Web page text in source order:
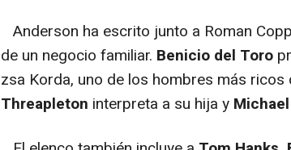
Anderson ha escrito junto a Roman
de un negocio familiar. Benicio del Toro
zsa Korda, uno de los hombres más ricos
Threapleton interpreta a su hija y